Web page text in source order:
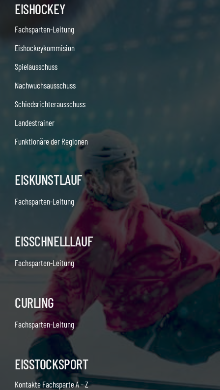
EISHOCKEY
Fachsparten-Leitung
Eishockeykommision
Spielausschuss
Nachwuchsausschuss
Schiedsrichterausschuss
Landestrainer
Funktionäre der Regionen
EISKUNSTLAUF
Fachsparten-Leitung
EISSCHNELLLAUF
Fachsparten-Leitung
CURLING
Fachsparten-Leitung
EISSTOCKSPORT
Kontakte Fachsparte A – Z